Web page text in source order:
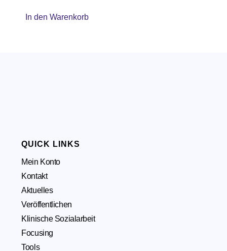
In den Warenkorb
QUICK LINKS
Mein Konto
Kontakt
Aktuelles
Veröffentlichen
Klinische Sozialarbeit
Focusing
Tools